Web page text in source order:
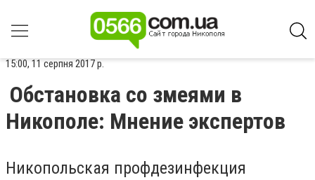
15:00, 11 серпня 2017 р.
Обстановка со змеями в
Никополе: Мнение экспертов
Никопольская профдезинфекция